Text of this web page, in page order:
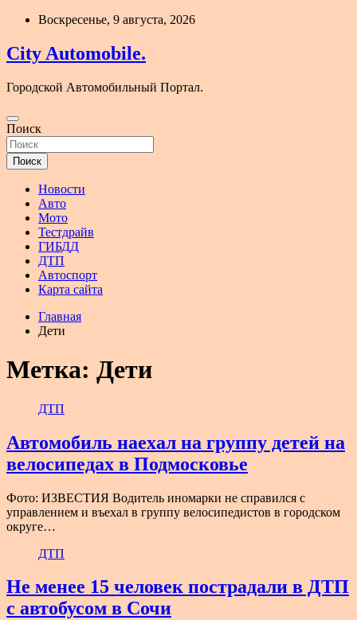
Перейти
содержимому
Воскресенье, 9 августа, 2026
City Automobile.
Городской Автомобильный Портал.
Поиск
Поиск
Новости
Авто
Мото
Тестдрайв
ГИБДД
ДТП
Автоспорт
Карта сайта
Главная
Дети
Метка: Дети
ДТП
Автомобиль наехал на группу детей на
велосипедах в Подмосковье
Фото: ИЗВЕСТИЯ Водитель иномарки не справился с
управлением и въехал в группу велосипедистов в городском
округе…
ДТП
Не менее 15 человек пострадали в ДТП
с автобусом в Сочи